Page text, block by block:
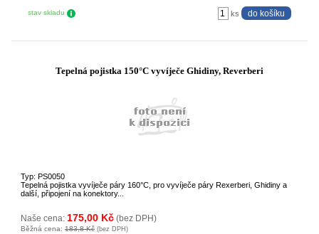
stav skladu ks
Tepelná pojistka 150°C vyvíječe Ghidiny, Reverberi
Typ: PS0050
Tepelná pojistka vyvíječe páry 160°C, pro vyvíječe páry Rexerberi, Ghidiny a
další, připojení na konektory...
Naše cena: 175,00 Kč (bez DPH)
Běžná cena: 183,8 Kč (bez DPH)